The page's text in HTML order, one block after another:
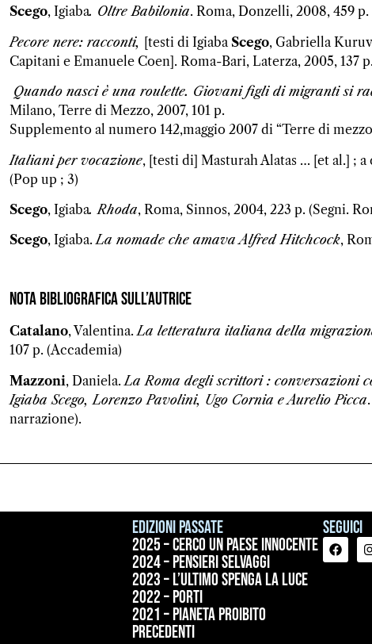
Scego, Igiaba. Oltre Babilonia. Roma, Donzelli, 2008, 459
Pecore nere: racconti, [testi di Igiaba Scego, Gabriella
Capitani e Emanuele Coen]. Roma-Bari, Laterza, 2005, 137
Quando nasci è una roulette. Giovani figli di migranti si
Milano, Terre di Mezzo, 2007, 101 p.
Supplemento al numero 142,maggio 2007 di “Terre di
Italiani per vocazione, [testi di] Masturah Alatas … [et al.] ; a
(Pop up ; 3)
Scego, Igiaba. Rhoda, Roma, Sinnos, 2004, 223 p. (Segni.
Scego, Igiaba.La nomade che amava Alfred Hitchcock,
Nota bibliografica sull’autrice
Catalano, Valentina.La letteratura italiana della
107 p. (Accademia)
Mazzoni, Daniela. La Roma degli scrittori : conversazioni
Igiaba Scego, Lorenzo Pavolini, Ugo Cornia e Aurelio Picca
narrazione).
Edizioni passate
2025 – Cerco un paese innocente
2024 – Pensieri selvaggi
2023 – L’ultimo spenga la luce
2022 – Porti
2021 – Pianeta proibito
precedenti
Seguici